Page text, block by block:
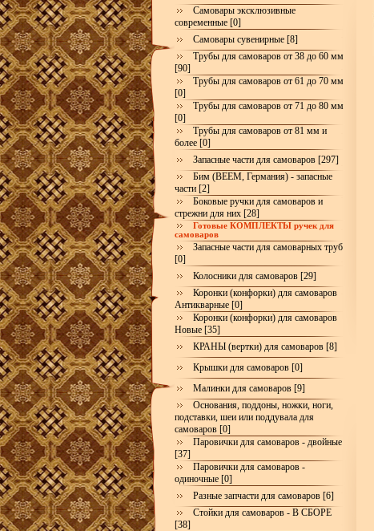
Самовары эксклюзивные
современные [0]
Самовары сувенирные [8]
Трубы для самоваров от 38 до 60 мм
[90]
Трубы для самоваров от 61 до 70 мм
[0]
Трубы для самоваров от 71 до 80 мм
[0]
Трубы для самоваров от 81 мм и
более [0]
Запасные части для самоваров [297]
Бим (BEEM, Германия) - запасные
части [2]
Боковые ручки для самоваров и
стрежни для них [28]
Готовые КОМПЛЕКТЫ ручек для
самоваров
Запасные части для самоварных труб
[0]
Колосники для самоваров [29]
Коронки (конфорки) для самоваров
Антикварные [0]
Коронки (конфорки) для самоваров
Новые [35]
КРАНЫ (вертки) для самоваров [8]
Крышки для самоваров [0]
Малинки для самоваров [9]
Основания, поддоны, ножки, ноги,
подставки, шеи или поддувала для
самоваров [0]
Паровички для самоваров - двойные
[37]
Паровички для самоваров -
одиночные [0]
Разные запчасти для самоваров [6]
Стойки для самоваров - В СБОРЕ
[38]